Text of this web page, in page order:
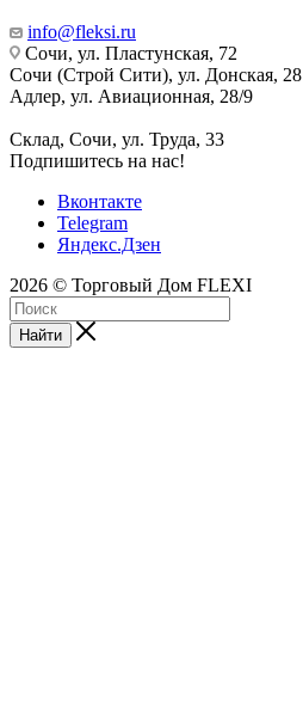
info@fleksi.ru
Сочи, ул. Пластунская, 72
Сочи (Строй Сити), ул. Донская, 28
Адлер, ул. Авиационная, 28/9
Склад, Сочи, ул. Труда, 33
Подпишитесь на нас!
Вконтакте
Telegram
Яндекс.Дзен
2026 © Торговый Дом FLEXI
Найти